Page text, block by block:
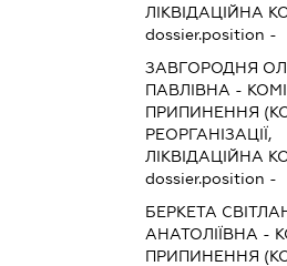
ЛІКВІДАЦІЙНА
dossier.position -
ЗАВГОРОДНЯ
ПАВЛІВНА -
ПРИПИНЕННЯ
РЕОРГАНІЗАЦІЇ,
ЛІКВІДАЦІЙНА
dossier.position -
БЕРКЕТА
АНАТОЛІЇВНА -
ПРИПИНЕННЯ